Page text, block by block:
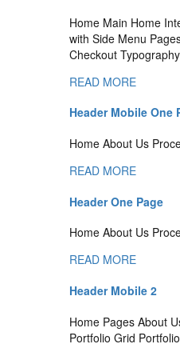
Home Main Home
with Side Menu
Checkout
READ MORE
Header Mobile One
Home About Us
READ MORE
Header One Page
Home About Us
READ MORE
Header Mobile 2
Home Pages About
Portfolio Grid